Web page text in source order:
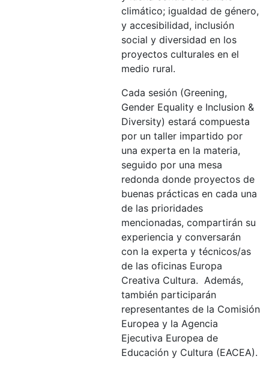
climático; igualdad de género,
y accesibilidad, inclusión
social y diversidad en los
proyectos culturales en el
medio rural.
Cada sesión (Greening,
Gender Equality e Inclusion &
Diversity) estará compuesta
por un taller impartido por
una experta en la materia,
seguido por una mesa
redonda donde proyectos de
buenas prácticas en cada una
de las prioridades
mencionadas, compartirán su
experiencia y conversarán
con la experta y técnicos/as
de las oficinas Europa
Creativa Cultura. Además,
también participarán
representantes de la Comisión
Europea y la Agencia
Ejecutiva Europea de
Educación y Cultura (EACEA).